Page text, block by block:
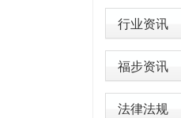
行业资讯
福步资讯
法律法规